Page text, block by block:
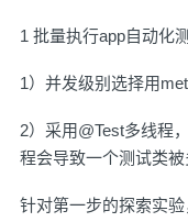
1 批量执行app自动化
1）并发级别选择用
2）采用@Test多线程
程会导致一个测试类被
针对第一步的探索实